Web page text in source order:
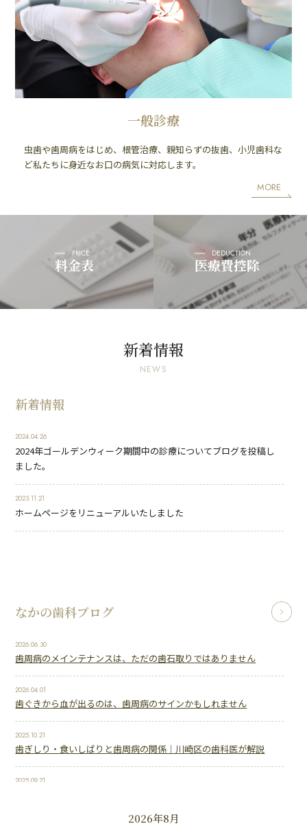
一般診療
虫歯や歯周病をはじめ、根管治療、親知らずの抜歯、小児歯科な
ど私たちに身近なお口の病気に対応します。
MORE
PRICE
料金表
DEDUCTION
医療費控除
新着情報
NEWS
新着情報
2024.04.26
2024年ゴールデンウィーク期間中の診療についてブログを投稿し
ました。
2023.11.21
ホームページをリニューアルいたしました
なかの歯科ブログ
2026.06.30
歯周病のメインテナンスは、ただの歯石取りではありません
2026.04.01
歯ぐきから血が出るのは、歯周病のサインかもしれません
2025.10.21
歯ぎしり・食いしばりと歯周病の関係｜川崎区の歯科医が解説
2025.09.21
2026年8月